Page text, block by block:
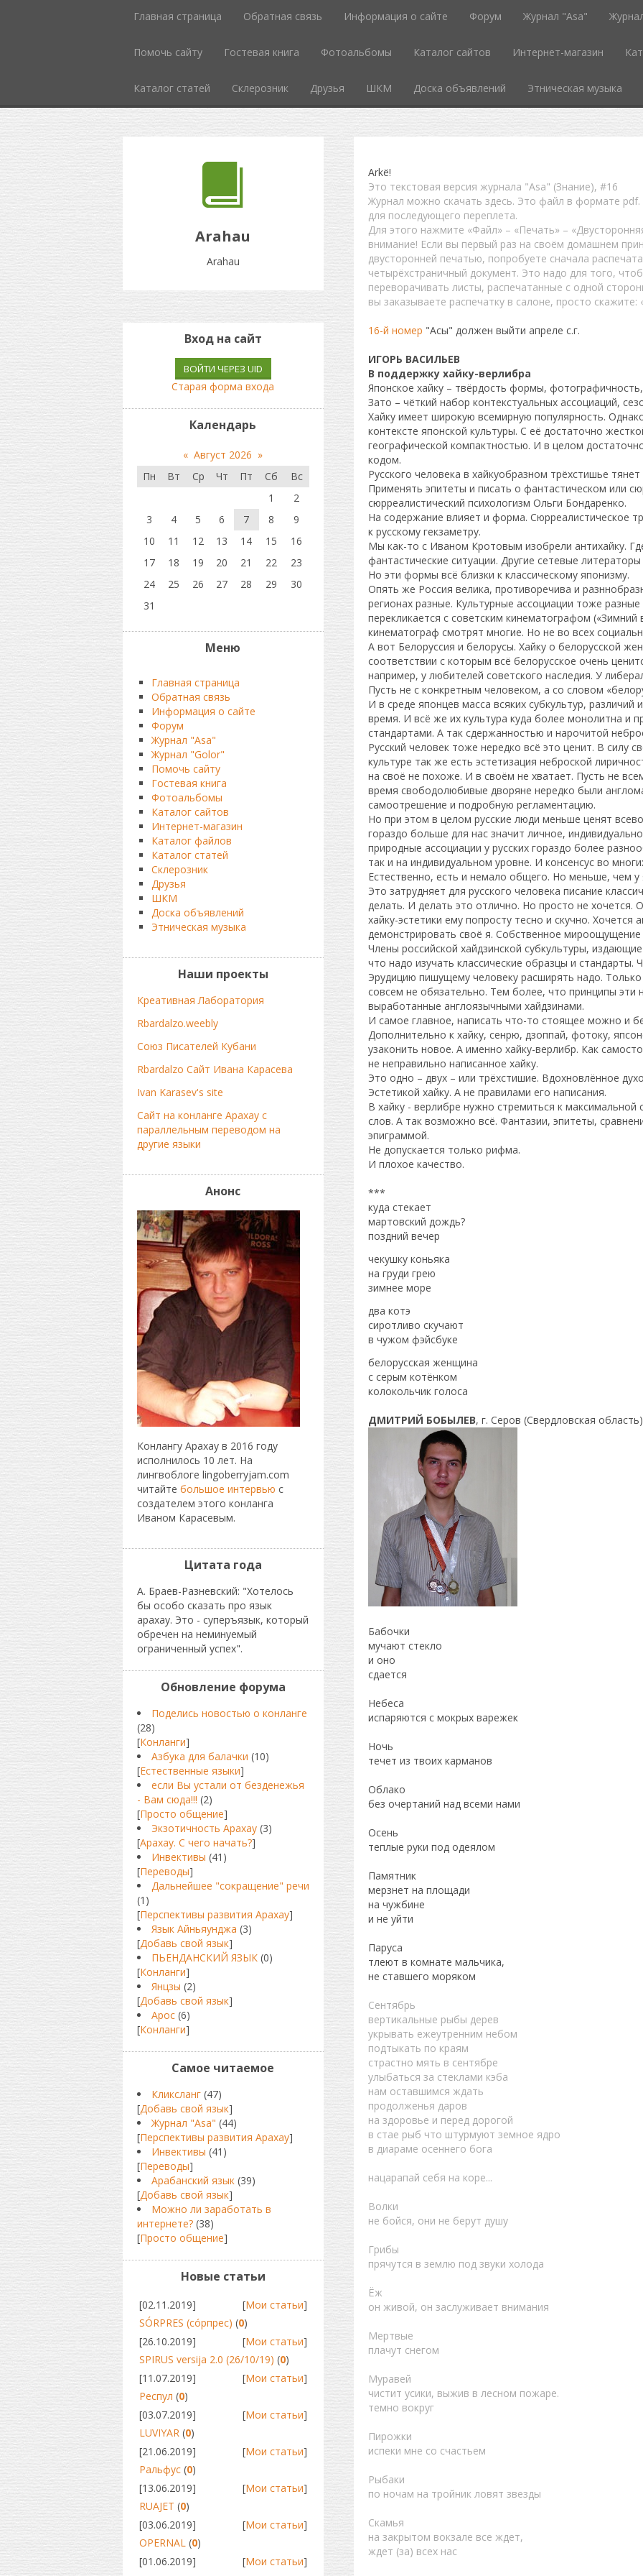
Главная страница Обратная связь Информация о сайте Форум Журнал "Asa"
Помочь сайту Гостевая книга Фотоальбомы Каталог сайтов Интернет-магазин
Каталог статей Склерозник Друзья ШКМ Доска объявлений Этническая музыка
Arahau
Arahau
Arkё!
Это текстовая версия журнала "Asa" (Знание), #16
Журнал можно скачать здесь. Это файл в формате pdf.
для последующего переплета.
Для этого нажмите «Файл» – «Печать» –
внимание! Если вы первый раз на своём домашнем
двусторонней печатью, попробуете сначала
четырёхстраничный документ. Это надо для того,
переворачивать листы, распечатанные с одной
вы заказываете распечатку в салоне, просто
16-й номер "Асы" должен выйти апреле с.г.
ИГОРЬ ВАСИЛЬЕВ
В поддержку хайку-верлибра
Японское хайку – твёрдость формы,
Зато – чёткий набор контекстуальных ассоциаций,
Хайку имеет широкую всемирную популярность.
контексте японской культуры. С её достаточно
географической компактностью. И в целом
кодом.
Русского человека в хайкуобразном трёхстишье
Применять эпитеты и писать о фантастическом или
сюрреалистический психологизм Ольги Бондаренко.
На содержание влияет и форма. Сюрреалистическое
к русскому гекзаметру.
Мы как-то с Иваном Кротовым изобрели антихайку.
фантастические ситуации. Другие сетевые
Но эти формы всё близки к классическому японизму.
Опять же Россия велика, противоречива и
регионах разные. Культурные ассоциации тоже
перекликается с советским кинематографом («Зимний
кинематограф смотрят многие. Но не во всех
А вот Белоруссия и белорусы. Хайку о белорусской
соответствии с которым всё белорусское очень
например, у любителей советского наследия. У
Пусть не с конкретным человеком, а со словом
И в среде японцев масса всяких субкультур,
время. И всё же их культура куда более монолитна и
стандартами. А так сдержанностью и нарочитой
Русский человек тоже нередко всё это ценит. В силу
культуре так же есть эстетизация неброской
на своё не похоже. И в своём не хватает. Пусть не
время свободолюбивые дворяне нередко были
самоотрешение и подробную регламентацию.
Но при этом в целом русские люди меньше ценят
гораздо больше для нас значит личное,
природные ассоциации у русских гораздо более
так и на индивидуальном уровне. И консенсус во
Естественно, есть и немало общего. Но меньше, чем у
Это затрудняет для русского человека писание
делать. И делать это отлично. Но просто не хочется.
хайку-эстетики ему попросту тесно и скучно. Хочется
демонстрировать своё я. Собственное мироощущение
Члены российской хайдзинской субкультуры,
что надо изучать классические образцы и стандарты.
Эрудицию пишущему человеку расширять надо.
совсем не обязательно. Тем более, что принципы эти
выработанные англоязычными хайдзинами.
И самое главное, написать что-то стоящее можно и
Дополнительно к хайку, сенрю, дзоппай, фотоку,
узаконить новое. А именно хайку-верлибр. Как
не неправильно написанное хайку.
Это одно – двух – или трёхстишие. Вдохновлённое
Эстетикой хайку. А не правилами его написания.
В хайку - верлибре нужно стремиться к
слов. А так возможно всё. Фантазии, эпитеты,
эпиграммой.
Не допускается только рифма.
И плохое качество.
***
куда стекает
мартовский дождь?
поздний вечер
чекушку коньяка
на груди грею
зимнее море
два котэ
сиротливо скучают
в чужом фэйсбуке
белорусская женщина
с серым котёнком
колокольчик голоса
ДМИТРИЙ БОБЫЛЕВ, г. Серов (Свердловская
Бабочки
мучают стекло
и оно
сдается
Небеса
испаряются с мокрых варежек
Ночь
течет из твоих карманов
Облако
без очертаний над всеми нами
Осень
теплые руки под одеялом
Памятник
мерзнет на площади
на чужбине
и не уйти
Паруса
тлеют в комнате мальчика,
не ставшего моряком
Сентябрь
вертикальные рыбы дерев
укрывать ежеутренним небом
подтыкать по краям
страстно мять в сентябре
улыбаться за стеклами кэба
нам оставшимся ждать
продолженья даров
на здоровье и перед дорогой
в стае рыб что штурмуют земное ядро
в диараме осеннего бога
нацарапай себя на коре...
Волки
не бойся, они не берут душу
Грибы
прячутся в землю под звуки холода
Ёж
он живой, он заслуживает внимания
Мертвые
плачут снегом
Муравей
чистит усики, выжив в лесном пожаре.
темно вокруг
Пирожки
испеки мне со счастьем
Рыбаки
по ночам на тройник ловят звезды
Скамья
на закрытом вокзале все ждет,
ждет (за) всех нас
Вход на сайт
ВОЙТИ ЧЕРЕЗ UID
Старая форма входа
Календарь
« Август 2026 »
Пн
Вт Ср Чт Пт Сб
Вс
1
2
3
4 5 6 7 8
9
10
11 12 13 14 15
16
17
18 19 20 21 22
23
24
25 26 27 28 29
30
31
Меню
Главная страница
Обратная связь
Информация о сайте
Форум
Журнал "Asa"
Журнал "Golor"
Помочь сайту
Гостевая книга
Фотоальбомы
Каталог сайтов
Интернет-магазин
Каталог файлов
Каталог статей
Склерозник
Друзья
ШКМ
Доска объявлений
Этническая музыка
Наши проекты
Креативная Лаборатория
Rbardalzo.weebly
Союз Писателей Кубани
Rbardalzo Сайт Ивана Карасева
Ivan Karasev's site
Сайт на конланге Арахау с
параллельным переводом на
другие языки
Анонс
Конлангу Арахау в 2016 году
исполнилось 10 лет. На
лингвоблоге lingoberryjam.com
читайте большое интервью с
создателем этого конланга
Иваном Карасевым.
Цитата года
А. Браев-Разневский: "Хотелось
бы особо сказать про язык
арахау. Это - суперъязык, который
обречен на неминуемый
ограниченный успех".
Обновление форума
Поделись новостью о конланге
(28)
[Конланги]
Азбука для балачки (10)
[Естественные языки]
если Вы устали от безденежья
- Вам сюда!!! (2)
[Просто общение]
Экзотичность Арахау (3)
[Арахау. С чего начать?]
Инвективы (41)
[Переводы]
Дальнейшее "сокращение" речи
(1)
[Перспективы развития Арахау]
Язык Айньяунджа (3)
[Добавь свой язык]
ПЬЕНДАНСКИЙ ЯЗЫК (0)
[Конланги]
Янцзы (2)
[Добавь свой язык]
Арос (6)
[Конланги]
Самое читаемое
Кликсланг (47)
[Добавь свой язык]
Журнал "Asa" (44)
[Перспективы развития Арахау]
Инвективы (41)
[Переводы]
Арабанский язык (39)
[Добавь свой язык]
Можно ли заработать в
интернете? (38)
[Просто общение]
Новые статьи
[02.11.2019] [Мои статьи]
SÓRPRES (сóрпрес) (0)
[26.10.2019]
[Мои статьи]
SPIRUS versija 2.0 (26/10/19) (0)
[11.07.2019]
[Мои статьи]
Респул (0)
[03.07.2019]
[Мои статьи]
LUVIYAR (0)
[21.06.2019]
[Мои статьи]
Ральфус (0)
[13.06.2019]
[Мои статьи]
RUAJET (0)
[03.06.2019]
[Мои статьи]
OPERNAL (0)
[01.06.2019]
[Мои статьи]